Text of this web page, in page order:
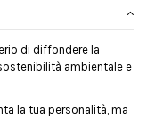
di diffondere la
ambientale e
la tua personalità, ma